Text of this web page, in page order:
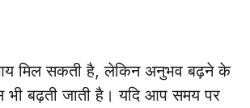
मिल सकती है, लेकिन अनुभव बढ़ने के
बढ़ती जाती है। यदि आप समय पर